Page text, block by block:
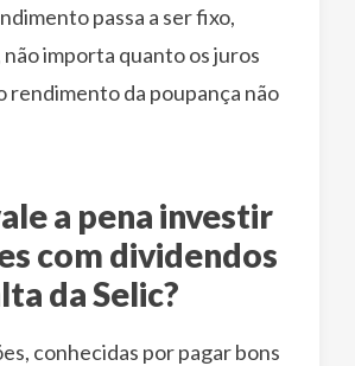
passa a ser fixo,
importa quanto os juros
rendimento da poupança não
a pena investir
com dividendos
da Selic?
conhecidas por pagar bons